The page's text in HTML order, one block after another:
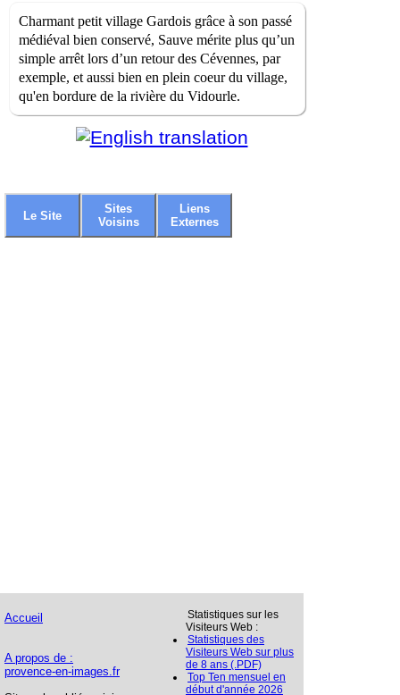
Charmant petit village Gardois grâce à son passé
médiéval bien conservé, Sauve mérite plus qu’un
simple arrêt lors d’un retour des Cévennes, par
exemple, et aussi bien en plein coeur du village,
qu'en bordure de la rivière du Vidourle.
Le Site
Sites
Voisins
Liens
Externes
Accueil
A propos de :
provence-en-images.fr
Statistiques sur les
Visiteurs Web :
Statistiques des
Visiteurs Web sur plus
de 8 ans (.PDF)
Top Ten mensuel en
début d'année 2026